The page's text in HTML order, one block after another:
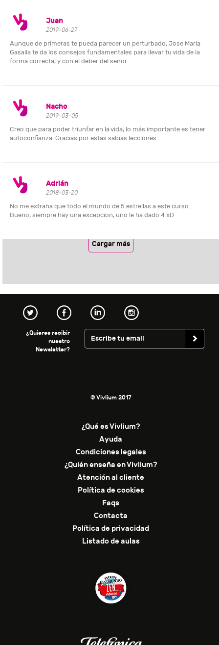
Juan
2019-06-27
Aunque de primeras te pueda parecer un perturbado, Jose Maria
Gasalla te da los consejos fundamentales para llevar tu vida de la
forma correcta, y con el deber del señor
Nacho
2019-03-05
Creo que para poder triunfar en la vida, lo más importante es tener
autoconfianza. Gracias por estas sabias lecciones.
Adrián
2018-03-20
No me extraña que todo el mundo de 5 estrellas a este curso.
Bueno, siempre hay una excepcion, uno le ha dado 4 xD
Cargar más
¿Quieres recibir
nuestro
Newsletter?
© Vivlium 2017
¿Qué es Vivlium?
Ayuda
Condiciones legales
¿Quién enseña en Vivlium?
Atención al cliente
Política de cookies
Faqs
Contacta
Política de privacidad
Listado de aulas